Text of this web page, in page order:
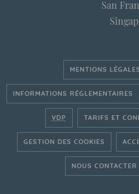
San
MENTIONS LÉGALES
INFORMATIONS RÉGLEMENTAIRES
VDP TARIFS ET
GESTION DES COOKIES
NOUS CONTACTER